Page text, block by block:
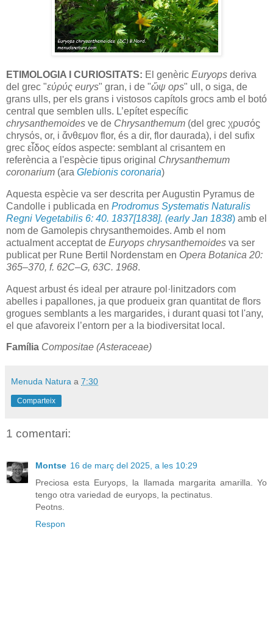
ETIMOLOGIA I CURIOSITATS: El genèric Euryops deriva
del grec "εὐρύς eurys" gran, i de "ὤψ ops" ull, o siga, de
grans ulls, per els grans i vistosos capítols grocs amb el botó
central que semblen ulls. L’epítet específic
chrysanthemoides ve de Chrysanthemum (del grec χρυσόϛ
chrysόs, or, i ἄνθεμον flor, és a dir, flor daurada), i del sufix
grec εἷδος eídos aspecte: semblant al crisantem en
referència a l'espècie tipus original Chrysanthemum
coronarium (ara Glebionis coronaria)
Aquesta espècie va ser descrita per Augustin Pyramus de
Candolle i publicada en Prodromus Systematis Naturalis
Regni Vegetabilis 6: 40. 1837[1838]. (early Jan 1838) amb el
nom de Gamolepis chrysanthemoides. Amb el nom
actualment acceptat de Euryops chrysanthemoides va ser
publicat per Rune Bertil Nordenstam en Opera Botanica 20:
365–370, f. 62C–G, 63C. 1968.
Aquest arbust és ideal per atraure pol·linitzadors com
abelles i papallones, ja que produeix gran quantitat de flors
grogues semblants a les margarides, i durant quasi tot l'any,
el que afavoreix l’entorn per a la biodiversitat local.
Família Compositae (Asteraceae)
Menuda Natura a 7:30
Comparteix
1 comentari:
Montse 16 de març del 2025, a les 10:29
Preciosa esta Euryops, la llamada margarita amarilla. Yo
tengo otra variedad de euryops, la pectinatus.
Peotns.
Respon